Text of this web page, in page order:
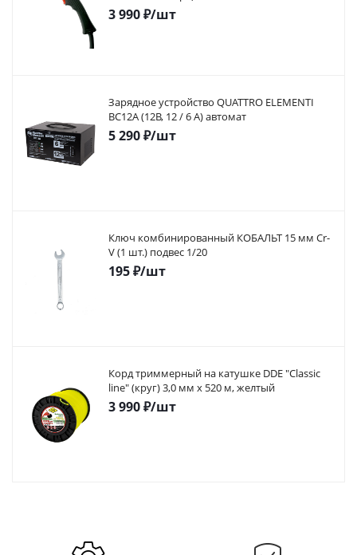
3 990₽/шт
Зарядное устройство QUATTRO ELEMENTI
BC12A (12В, 12 / 6 А) автомат
5 290₽/шт
Ключ комбинированный КОБАЛЬТ 15 мм Cr-
V (1 шт.) подвес 1/20
195₽/шт
Корд триммерный на катушке DDE "Classic
line" (круг) 3,0 мм х 520 м, желтый
3 990₽/шт